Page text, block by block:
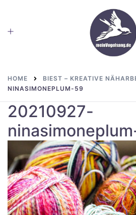
content
Toggle
HOME BIEST – KREATIVE
NINASIMONEPLUM-59
20210927-